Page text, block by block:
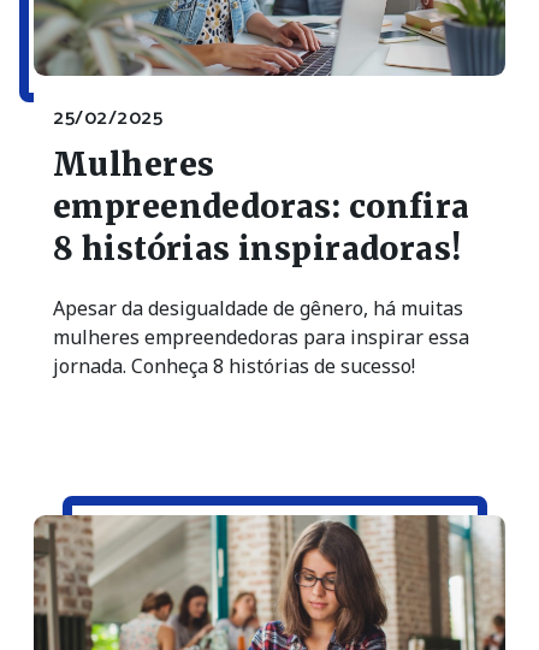
25/02/2025
Mulheres
empreendedoras: confira
8 histórias inspiradoras!
Apesar da desigualdade de gênero, há muitas
mulheres empreendedoras para inspirar essa
jornada. Conheça 8 histórias de sucesso!